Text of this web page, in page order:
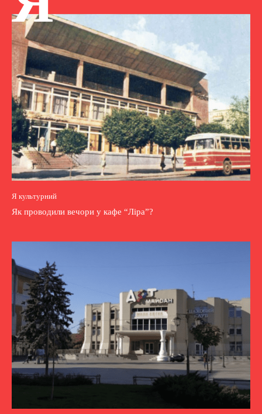
Я культурний
Як проводили вечори у кафе “Ліра”?